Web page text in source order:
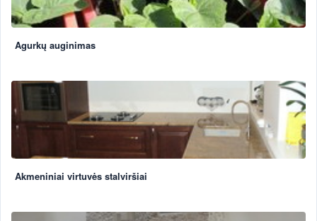
Agurkų auginimas
Akmeniniai virtuvės stalviršiai